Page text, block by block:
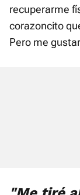
recuperarme
corazoncito
Pero me